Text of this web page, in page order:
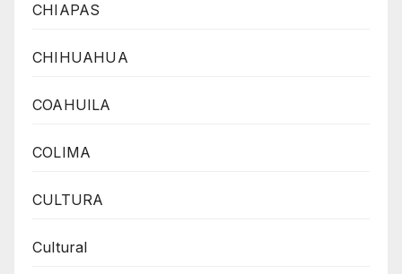
CHIAPAS
CHIHUAHUA
COAHUILA
COLIMA
CULTURA
Cultural